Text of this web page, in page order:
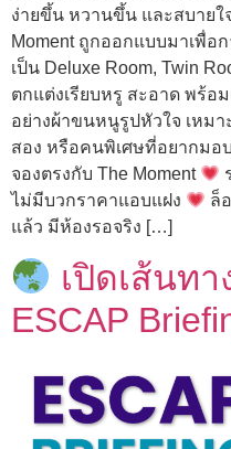
ง่ายขึ้น หวานขึ้น และสบายใ
Moment ถูกออกแบบมาเพื่อ
เป็น Deluxe Room, Twin
ตกแต่งเรียบหรู สะอาด พร้อ
อย่างผ้าขนหนูรูปหัวใจ เหม
สอง หรือคนพิเศษที่อยากมอ
จองตรงกับ The Moment
ไม่มีบวกราคาแอบแฝง
ล็
แล้ว มีห้องรอจริง […]
เปิดเส้นท
ESCAP